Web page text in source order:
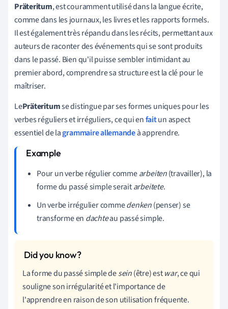
Präteritum, est couramment utilisé dans la langue écrite,
comme dans les journaux, les livres et les rapports formels.
Il est également très répandu dans les récits, permettant aux
auteurs de raconter des événements qui se sont produits
dans le passé. Bien qu'il puisse sembler intimidant au
premier abord, comprendre sa structure est la clé pour le
maîtriser.
LePräteritumse distingue par ses formes uniques pour les
verbes réguliers et irréguliers, ce qui enfaitun aspect
essentiel de lagrammaire allemandeà apprendre.
Pour un verbe régulier commearbeiten(travailler), la
forme du passé simple seraitarbeitete.
Un verbe irrégulier commedenken(penser) se
transforme en dachteau passé simple.
La forme du passé simple desein(être) estwar, ce qui
souligne son irrégularité et l'importance de
l'apprendre en raison de son utilisation fréquente.